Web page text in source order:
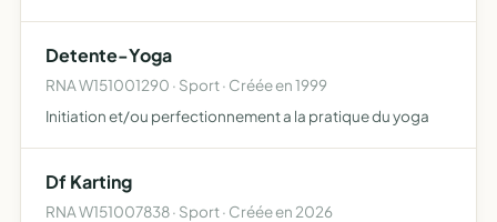
Detente-Yoga
RNA W151001290 · Sport · Créée en 1999
Initiation et/ou perfectionnement a la pratique du yoga
Df Karting
RNA W151007838 · Sport · Créée en 2026